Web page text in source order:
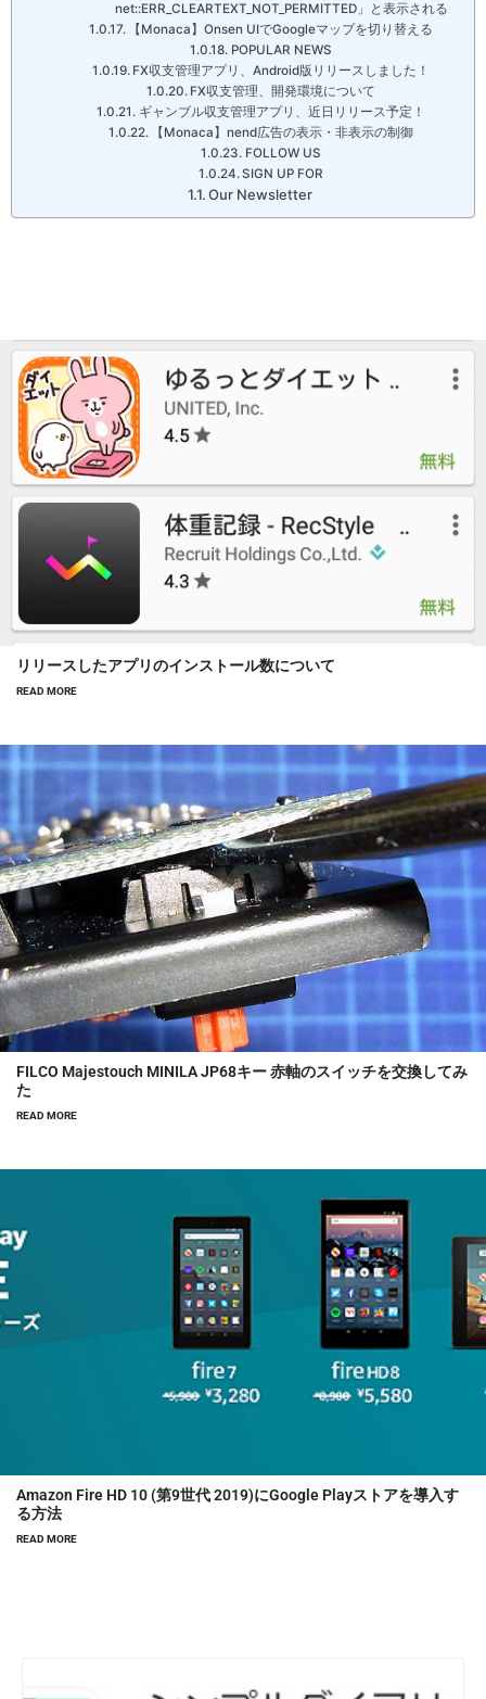
net::ERR_CLEARTEXT_NOT_PERMITTED」と表示される
【Monaca】Onsen UIでGoogleマップを切り替える
POPULAR NEWS
FX収支管理アプリ、Android版リリースしました！
FX収支管理、開発環境について
ギャンブル収支管理アプリ、近日リリース予定！
【Monaca】nend広告の表示・非表示の制御
FOLLOW US
SIGN UP FOR
Our Newsletter
リリースしたアプリのインストール数について
READ MORE
FILCO Majestouch MINILA JP68キー 赤軸のスイッチを交換してみ
た
READ MORE
Amazon Fire HD 10 (第9世代 2019)にGoogle Playストアを導入す
る方法
READ MORE